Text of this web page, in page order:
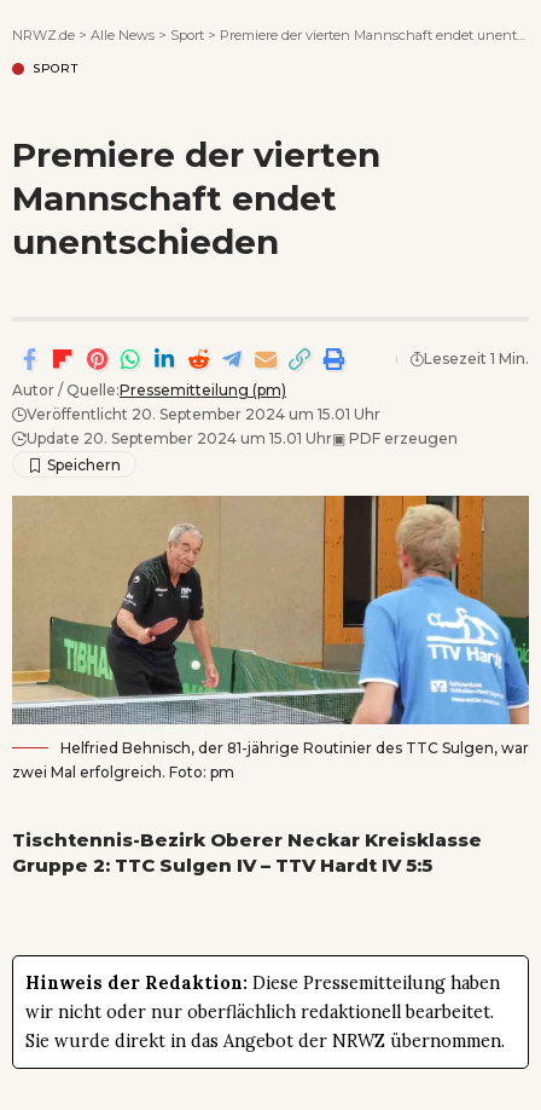
NRWZ.de > Alle News > Sport > Premiere der vierten Mannschaft endet unentschieden
SPORT
Premiere der vierten
Mannschaft endet
unentschieden
Autor / Quelle:Pressemitteilung (pm)
Veröffentlicht 20. September 2024 um 15.01 Uhr
Update 20. September 2024 um 15.01 Uhr▣ PDF erzeugen
Lesezeit 1 Min.
Helfried Behnisch, der 81-jährige Routinier des TTC Sulgen, war
zwei Mal erfolgreich. Foto: pm
Tischtennis-Bezirk Oberer Neckar Kreisklasse
Gruppe 2: TTC Sulgen IV – TTV Hardt IV 5:5
Hinweis der Redaktion: Diese Pressemitteilung haben
wir nicht oder nur oberflächlich redaktionell bearbeitet.
Sie wurde direkt in das Angebot der NRWZ übernommen.